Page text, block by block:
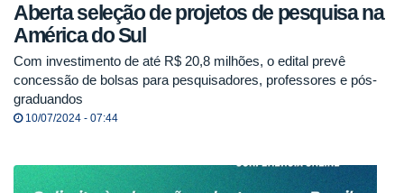
Aberta seleção de projetos de pesquisa na
América do Sul
Com investimento de até R$ 20,8 milhões, o edital prevê
concessão de bolsas para pesquisadores, professores e pós-
graduandos
10/07/2024 - 07:44